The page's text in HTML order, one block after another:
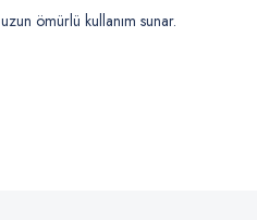
ömürlü kullanım sunar.